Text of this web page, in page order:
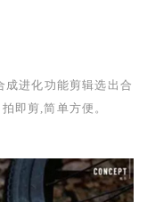
成进化功能剪辑选出合
即剪,简单方便。